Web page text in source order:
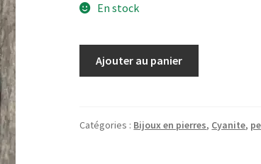
En stock
Ajouter au panier
Catégories : Bijoux en pierres, Cyanite,